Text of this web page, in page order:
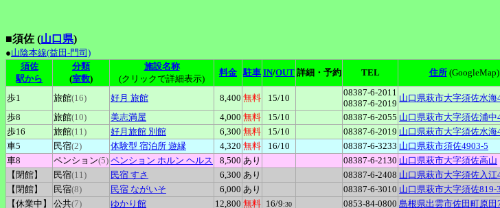
■須佐 (山口県)
●山陰本線(益田-門司)
須佐
駅から
分類
(室数)
施設名称
(クリックで詳細表示)
料金 駐車 IN/OUT 詳細・予約 TEL 住所(GoogleMap)
歩1 旅館(16) 好月 旅館 8,400 無料 15/10
08387-6-2011
08387-6-2019
山口県萩市大字須佐水海
歩8
旅館(10) 美志満屋 4,000 無料 15/10 08387-6-2055 山口県萩市大字須佐浦中
歩16
旅館(11) 好月旅館 別館 6,300 無料 15/10 08387-6-2019 山口県萩市大字須佐水海
車5
民宿(2) 体験型 宿泊所 遊縁 4,320 無料 16/10 08387-6-3233 山口県萩市須佐4903-5
車8
ペンション(5) ペンション ホルン ヘルス 8,500 あり 08387-6-2130 山口県萩市大字須佐高山
【閉館】
民宿(11) 民宿 すさ 6,300 あり 08387-6-2408 山口県萩市大字須佐入江
【閉館】
民宿(8) 民宿 ながいそ 6,000 あり 08387-6-3010 山口県萩市大字須佐819-3
【休業中】
公共(7) ゆかり館 12,800 無料 16/9:30 0853-84-0800 島根県出雲市佐田町原田